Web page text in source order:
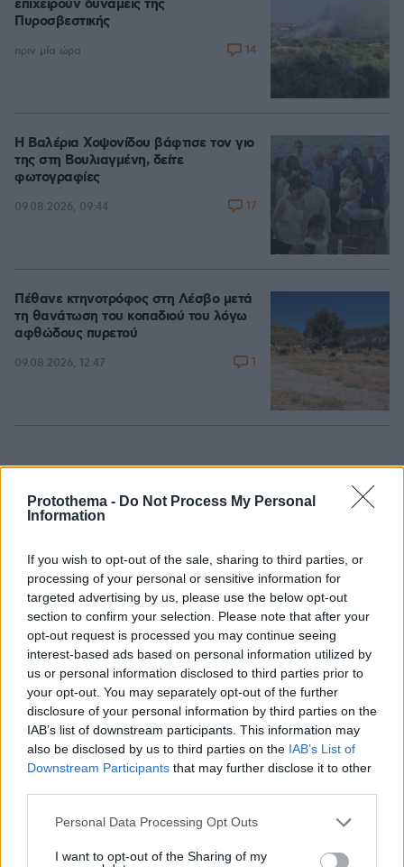
Protothema - Do Not Process My Personal
Information
If you wish to opt-out of the sale, sharing to third parties, or
processing of your personal or sensitive information for
targeted advertising by us, please use the below opt-out
section to confirm your selection. Please note that after your
opt-out request is processed you may continue seeing
interest-based ads based on personal information utilized by
us or personal information disclosed to third parties prior to
your opt-out. You may separately opt-out of the further
disclosure of your personal information by third parties on the
IAB’s list of downstream participants. This information may
also be disclosed by us to third parties on the IAB’s List of
Downstream Participants that may further disclose it to other
Please note that this website/app uses one or more Google
not limited to your visit or usage behaviour. You may click to
Personal Data Processing Opt Outs
I want to opt-out of the Sharing of my
επιχειρούν δυνάμεις της
Πυροσβεστικής
πριν μία ώρα 14
Η Βαλέρια Χοψονίδου βάφτισε τον γιο
της στη Βουλιαγμένη, δείτε
φωτογραφίες
09.08.2026, 09:44 17
Πέθανε κτηνοτρόφος στη Λέσβο μετά
τη θανάτωση του κοπαδιού του λόγω
αφθώδους πυρετού
09.08.2026, 12:47 1
Games
Cut The Rope Northern Heights Candy
ΔΕΙΤΕ ΟΛΑ ΤΑ GAMES
Best of Network